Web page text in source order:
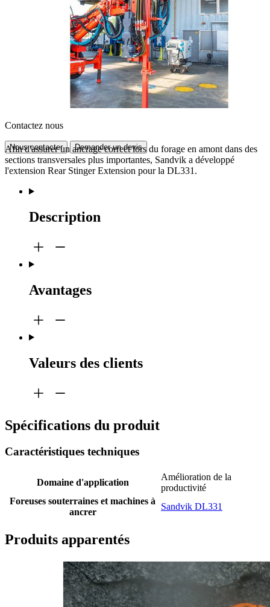
Contactez nous
Nous contacter Demander un devis
Afin d'assurer un ancrage correct lors du forage en amont dans des
sections transversales plus importantes, Sandvik a développé
l'extension Rear Stinger Extension pour la DL331.
Description
Avantages
Valeurs des clients
Spécifications du produit
Caractéristiques techniques
Domaine d'application
Amélioration de la
productivité
Foreuses souterraines et machines à
ancrer
Sandvik DL331
Produits apparentés